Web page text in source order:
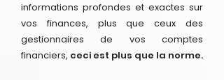
informations profondes et exactes sur
vos finances, plus que ceux des
gestionnaires de vos comptes
financiers, ceci est plus que la norme.